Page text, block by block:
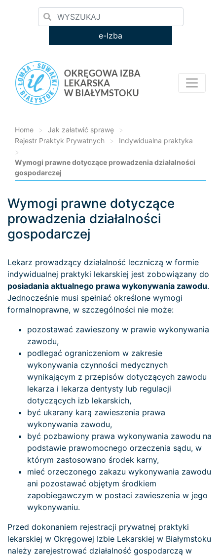
e-Izba
Home > Jak załatwić sprawę
>
Rejestr Praktyk Prywatnych
>
Indywidualna praktyka
>
Wymogi prawne dotyczące prowadzenia działalności
gospodarczej
Loading...
Wymogi prawne dotyczące
prowadzenia działalności
gospodarczej
Lekarz prowadzący działalność leczniczą w formie
indywidualnej praktyki lekarskiej jest zobowiązany do
posiadania aktualnego prawa wykonywania zawodu.
Jednocześnie musi spełniać określone wymogi
formalnoprawne, w szczególności nie może:
pozostawać zawieszony w prawie wykonywania
zawodu,
podlegać ograniczeniom w zakresie
wykonywania czynności medycznych
wynikającym z przepisów dotyczących zawodu
lekarza i lekarza dentysty lub regulacji
dotyczących izb lekarskich,
być ukarany karą zawieszenia prawa
wykonywania zawodu,
być pozbawiony prawa wykonywania zawodu na
podstawie prawomocnego orzeczenia sądu, w
którym zastosowano środek karny,
mieć orzeczonego zakazu wykonywania zawodu
ani pozostawać objętym środkiem
zapobiegawczym w postaci zawieszenia w jego
wykonywaniu.
Przed dokonaniem rejestracji prywatnej praktyki
lekarskiej w Okręgowej Izbie Lekarskiej w Białymstoku
należy zarejestrować działalność gospodarczą w